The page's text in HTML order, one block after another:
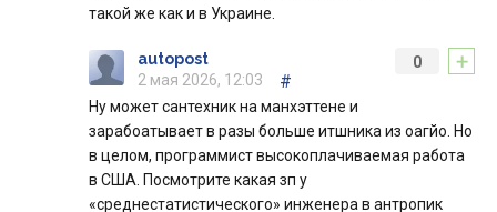
такой же как и в Украине.
+
0
autopost
2 мая 2026, 12:03
#
Ну может сантехник на манхэттене и
зарабоатывает в разы больше итшника из оагйо. Но
в целом, программист высокоплачиваемая работа
в США. Посмотрите какая зп у
«среднестатистического» инженера в антропик